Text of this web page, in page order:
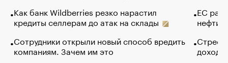
Как банк Wildberries резко нарастил
кредиты селлерам до атак на склады
Сотрудники открыли новый способ вредить
компаниям. Зачем им это
ЕС
нефти